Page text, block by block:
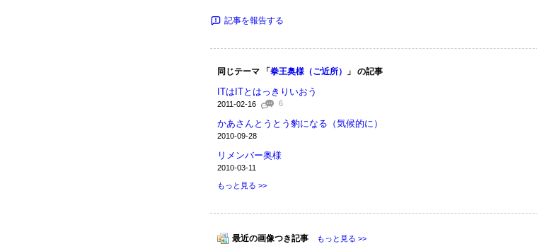
記事を報告する
同じテーマ 「 拳王奥様（ご近所） 」 の記事
ITはITとはっきりいおう
2011-02-16 6
かあさんとうとう豹になる（気候的に）
2010-09-28
リメンバー奥様
2010-03-11
もっと見る >>
最近の画像つき記事 もっと見る >>